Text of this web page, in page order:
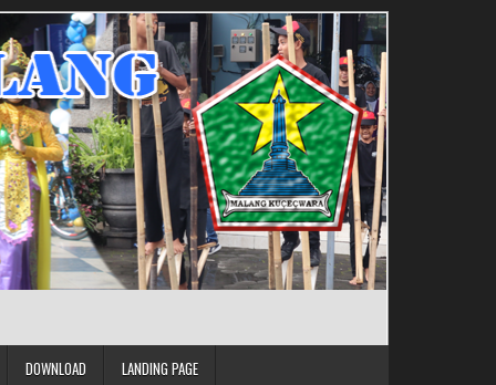
DOWNLOAD LANDING PAGE